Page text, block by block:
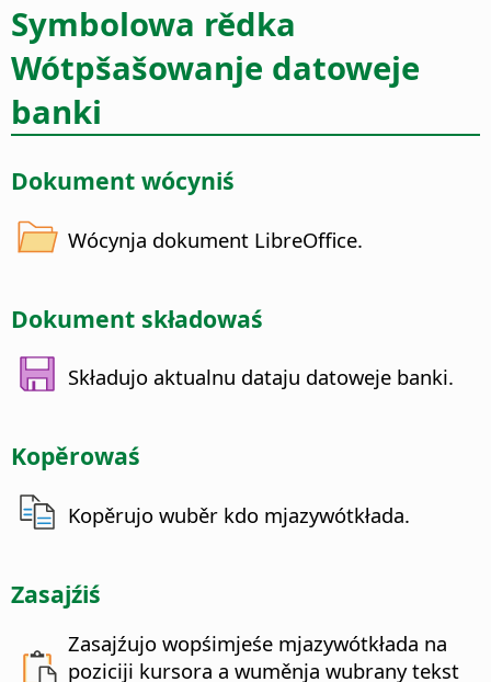
Symbolowa rědka
Wótpšašowanje datoweje
banki
Dokument wócyniś
Wócynja dokument LibreOffice.
Dokument składowaś
Składujo aktualnu dataju datoweje banki.
Kopěrowaś
Kopěrujo wuběr kdo mjazywótkłada.
Zasajźiś
Zasajźujo wopśimjeśe mjazywótkłada na
poziciji kursora a wuměnja wubrany tekst